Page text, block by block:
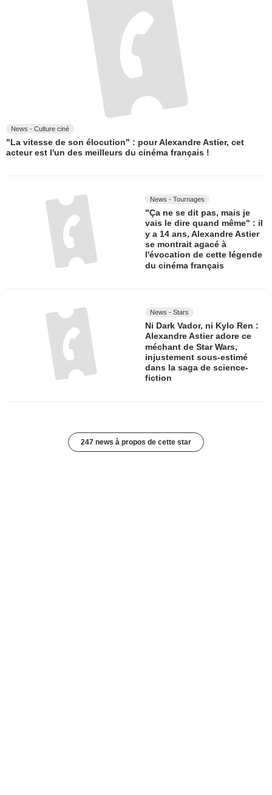
News - Culture ciné
"La vitesse de son élocution" : pour Alexandre Astier, cet
acteur est l'un des meilleurs du cinéma français !
News - Tournages
"Ça ne se dit pas, mais je
vais le dire quand même" : il
y a 14 ans, Alexandre Astier
se montrait agacé à
l'évocation de cette légende
du cinéma français
News - Stars
Ni Dark Vador, ni Kylo Ren :
Alexandre Astier adore ce
méchant de Star Wars,
injustement sous-estimé
dans la saga de science-
fiction
247 news à propos de cette star